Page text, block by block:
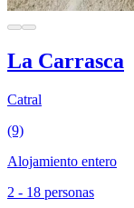
La Carrasca
Catral
(9)
Alojamiento entero
2 - 18 personas